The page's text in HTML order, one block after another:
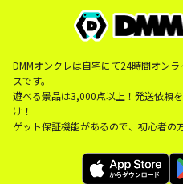
DMMオンクレは自宅にて24時間オン
スです。
遊べる景品は3,000点以上！発送依頼
け！
ゲット保証機能があるので、初心者の